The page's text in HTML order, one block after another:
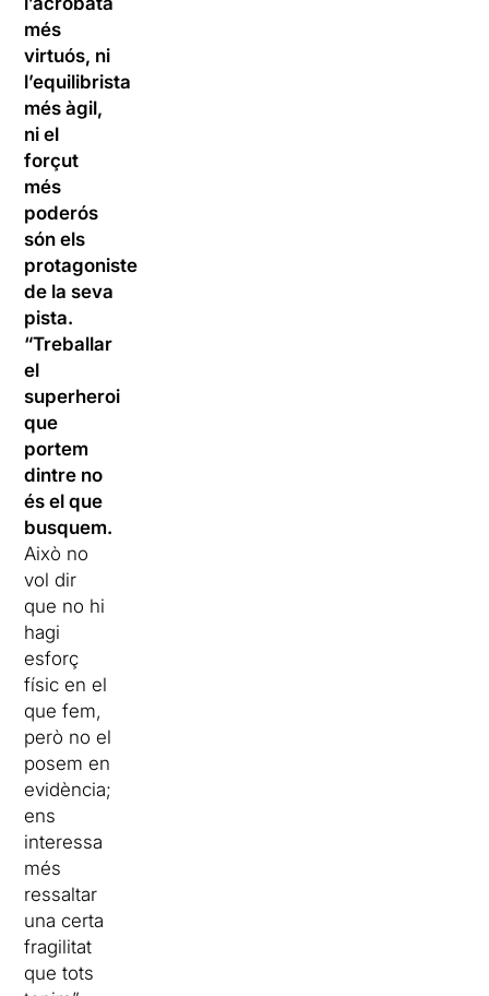
més
virtuós, ni
l’equilibrista
més àgil,
ni el
forçut
més
poderós
són els
protagonistes
de la seva
pista.
“Treballar
el
superheroi
que
portem
dintre no
és el que
busquem.
Això no
vol dir
que no hi
hagi
esforç
físic en el
que fem,
però no el
posem en
evidència;
ens
interessa
més
ressaltar
una certa
fragilitat
que tots